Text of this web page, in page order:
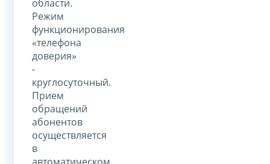
области.
Режим
функционирования
«телефона
доверия»
-
круглосуточный.
Прием
обращений
абонентов
осуществляется
в